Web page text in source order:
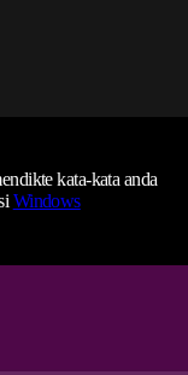
kata-kata anda
Windows